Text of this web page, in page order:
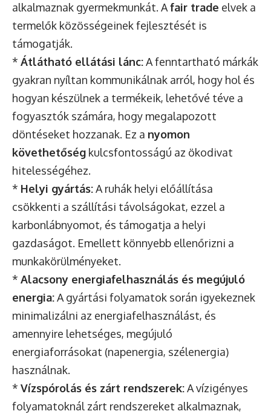
alkalmaznak gyermekmunkát. Afair trade elvek a
termelők közösségeinek fejlesztését is
támogatják.
* Átlátható ellátási lánc:A fenntartható márkák
gyakran nyíltan kommunikálnak arról, hogy hol és
hogyan készülnek a termékeik, lehetővé téve a
fogyasztók számára, hogy megalapozott
döntéseket hozzanak. Ez a nyomon
követhetőség kulcsfontosságú az ökodivat
hitelességéhez.
* Helyi gyártás:A ruhák helyi előállítása
csökkenti a szállítási távolságokat, ezzel a
karbonlábnyomot, és támogatja a helyi
gazdaságot. Emellett könnyebb ellenőrizni a
munkakörülményeket.
* Alacsony energiafelhasználás és megújuló
energia:A gyártási folyamatok során igyekeznek
minimalizálni az energiafelhasználást, és
amennyire lehetséges, megújuló
energiaforrásokat (napenergia, szélenergia)
használnak.
* Vízspórolás és zárt rendszerek:A vízigényes
folyamatoknál zárt rendszereket alkalmaznak,